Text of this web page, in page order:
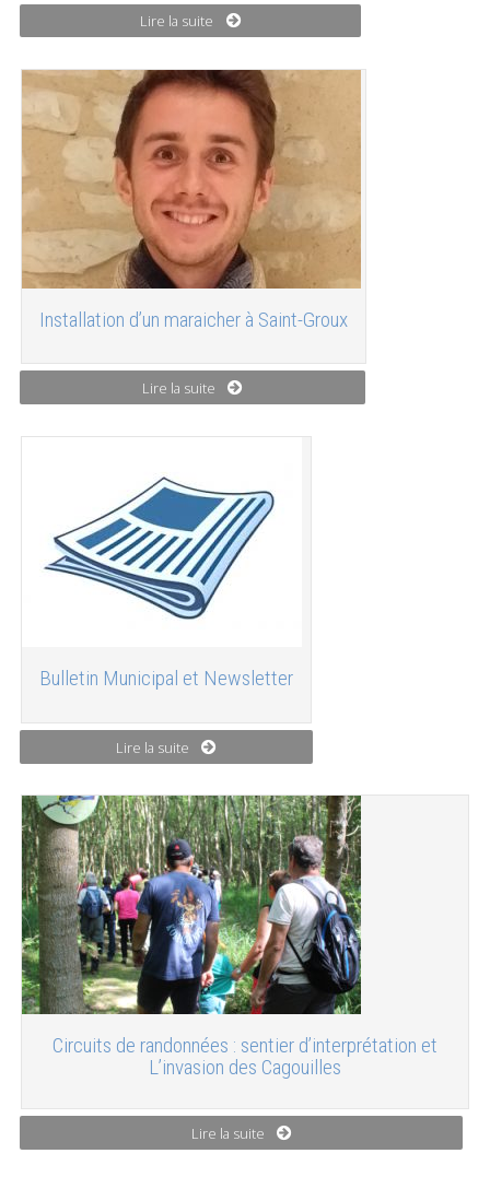
Lire la suite
Installation d’un maraicher à Saint-Groux
Lire la suite
Bulletin Municipal et Newsletter
Lire la suite
Circuits de randonnées : sentier d’interprétation et
L’invasion des Cagouilles
Lire la suite